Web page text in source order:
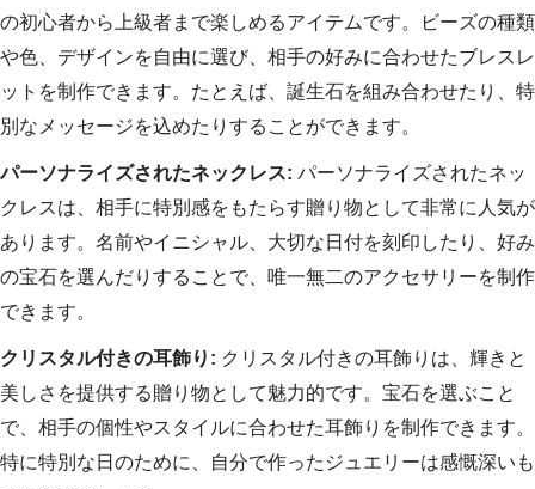
の初心者から上級者まで楽しめるアイテムです。ビーズの種類
や色、デザインを自由に選び、相手の好みに合わせたブレスレ
ットを制作できます。たとえば、誕生石を組み合わせたり、特
別なメッセージを込めたりすることができます。
パーソナライズされたネックレス: パーソナライズされたネッ
クレスは、相手に特別感をもたらす贈り物として非常に人気が
あります。名前やイニシャル、大切な日付を刻印したり、好み
の宝石を選んだりすることで、唯一無二のアクセサリーを制作
できます。
クリスタル付きの耳飾り: クリスタル付きの耳飾りは、輝きと
美しさを提供する贈り物として魅力的です。宝石を選ぶこと
で、相手の個性やスタイルに合わせた耳飾りを制作できます。
特に特別な日のために、自分で作ったジュエリーは感慨深いも